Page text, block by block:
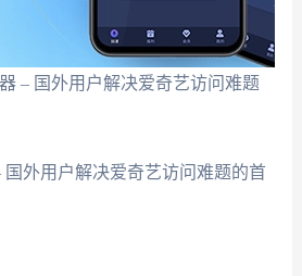
– 国外用户解决爱奇艺访问难题
国外用户解决爱奇艺访问难题的首